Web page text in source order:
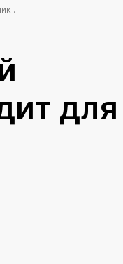
Адаптер-переходник универсальный Smartbuy 16А 250V белый (не подходит для ОАЭ)
для